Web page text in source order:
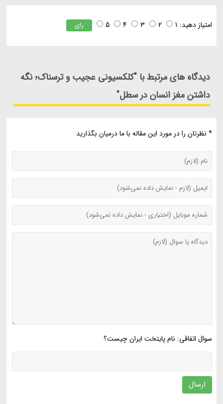
امتیاز دهید: 1
2
3
4
5 رای
دیدگاه های مرتبط با "کلکسیونی عجیب و ترسناک؛ نگه
داشتن مغز انسان در سطل"
* نظرتان را در مورد این مقاله با ما درمیان بگذارید
سوال اتفاقی: نام پایتخت ایران چیست؟
ارسال